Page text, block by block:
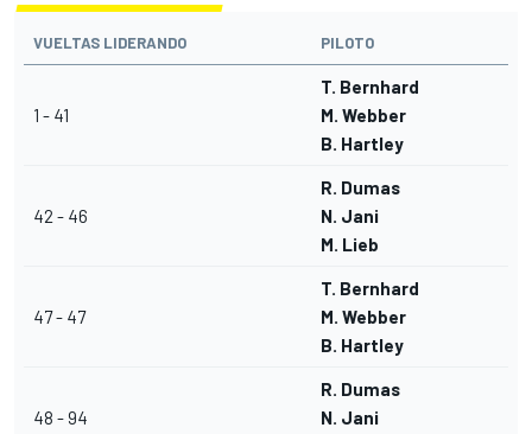
VUELTAS LIDERANDO PILOTO
1 - 41
T. Bernhard
M. Webber
B. Hartley
42 - 46
R. Dumas
N. Jani
M. Lieb
47 - 47
T. Bernhard
M. Webber
B. Hartley
48 - 94
R. Dumas
N. Jani